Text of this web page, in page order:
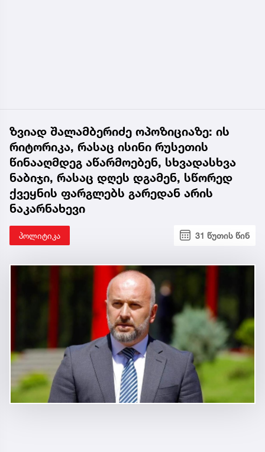
ზვიად შალამბერიძე ოპოზიციაზე: ის
რიტორიკა, რასაც ისინი რუსეთის
წინააღმდეგ აწარმოებენ, სხვადასხვა
ნაბიჯი, რასაც დღეს დგამენ, სწორედ
ქვეყნის ფარგლებს გარედან არის
ნაკარნახევი
პოლიტიკა 31 წუთის წინ